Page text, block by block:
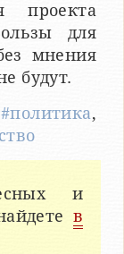
проекта
для
мнения
будут.
#политика,
и
в